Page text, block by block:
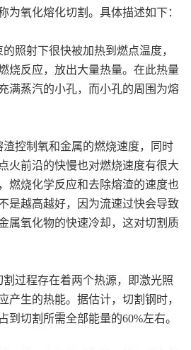
为氧化熔化切割。具体描述如下：
的照射下很快被加热到燃点温度，
烧反应，放出大量热量。在此热量
满蒸汽的小孔，而小孔的周围为熔
渣控制氧和金属的燃烧速度，同时
火前沿的快慢也对燃烧速度有很大
燃烧化学反应和去除熔渣的速度也
是越高越好，因为流速过快会导致
属氧化物的快速冷却，这对切割质
割过程存在着两个热源，即激光照
产生的热能。据估计，切割钢时，
到切割所需全部能量的60%左右。